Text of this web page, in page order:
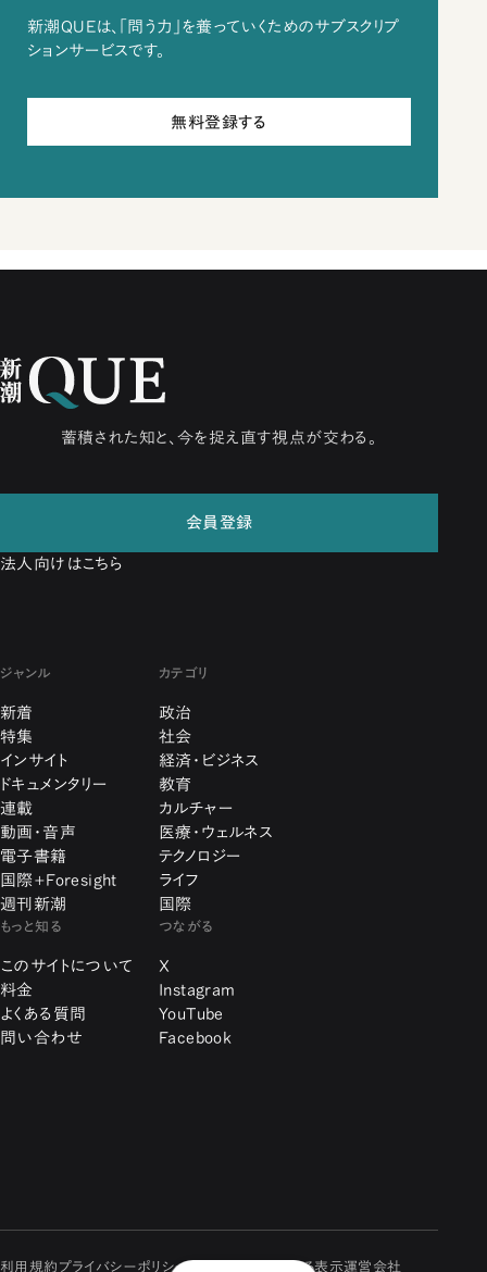
新潮QUEは、「問う力」を養っていくためのサブスクリプ
ションサービスです。
無料登録する
蓄積された知と、今を捉え直す視点が交わる。
会員登録
法人向けはこちら
ジャンル
新着
特集
インサイト
ドキュメンタリー
連載
動画・音声
電子書籍
国際+Foresight
週刊新潮
カテゴリ
政治
社会
経済・ビジネス
教育
カルチャー
医療・ウェルネス
テクノロジー
ライフ
国際
もっと知る
このサイトについて
料金
よくある質問
問い合わせ
つながる
X
Instagram
YouTube
Facebook
利用規約 プライバシーポリシー 特定商取引に関する表示運営会社